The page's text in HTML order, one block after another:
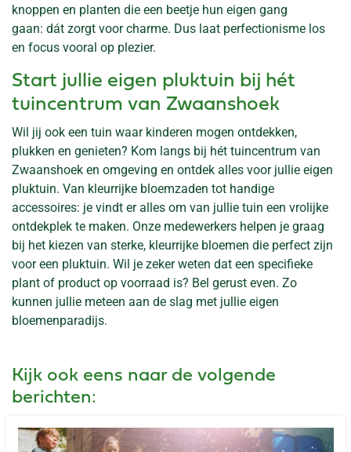
knoppen en planten die een beetje hun eigen gang
gaan: dát zorgt voor charme. Dus laat perfectionisme los
en focus vooral op plezier.
Start jullie eigen pluktuin bij hét
tuincentrum van Zwaanshoek
Wil jij ook een tuin waar kinderen mogen ontdekken,
plukken en genieten? Kom langs bij hét tuincentrum van
Zwaanshoek en omgeving en ontdek alles voor jullie eigen
pluktuin. Van kleurrijke bloemzaden tot handige
accessoires: je vindt er alles om van jullie tuin een vrolijke
ontdekplek te maken. Onze medewerkers helpen je graag
bij het kiezen van sterke, kleurrijke bloemen die perfect zijn
voor een pluktuin. Wil je zeker weten dat een specifieke
plant of product op voorraad is? Bel gerust even. Zo
kunnen jullie meteen aan de slag met jullie eigen
bloemenparadijs.
Kijk ook eens naar de volgende
berichten: